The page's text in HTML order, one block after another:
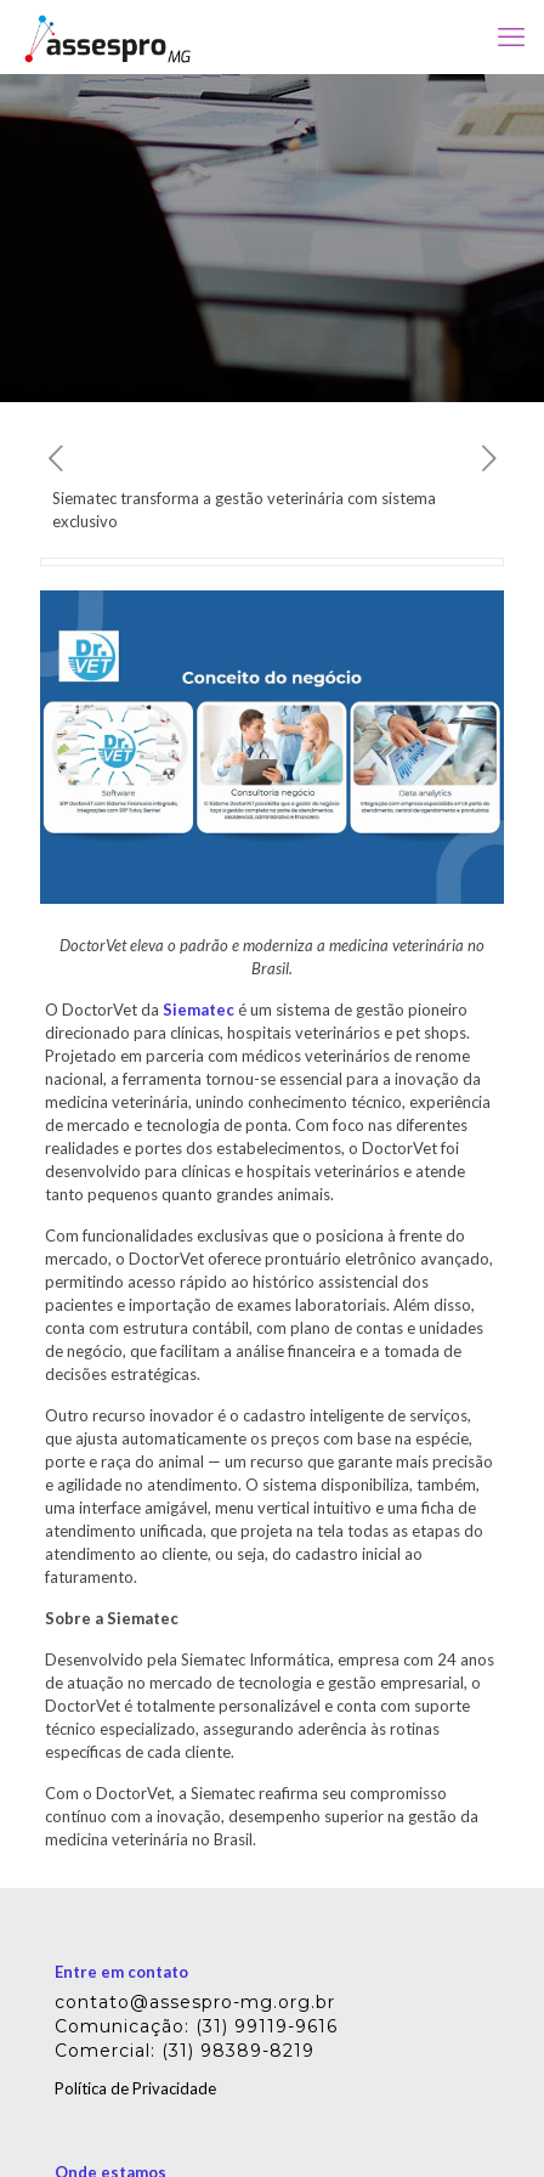
Siematec transforma a gestão veterinária com sistema
exclusivo
DoctorVet eleva o padrão e moderniza a medicina veterinária no
Brasil.
O DoctorVet da Siematecé um sistema de gestão pioneiro
direcionado para clínicas, hospitais veterinários e pet shops.
Projetado em parceria com médicos veterinários de renome
nacional, a ferramenta tornou-se essencial para a inovação da
medicina veterinária, unindo conhecimento técnico, experiência
de mercado e tecnologia de ponta. Com foco nas diferentes
realidades e portes dos estabelecimentos, o DoctorVet foi
desenvolvido para clínicas e hospitais veterinários e atende
tanto pequenos quanto grandes animais.
Com funcionalidades exclusivas que o posiciona à frente do
mercado, o DoctorVet oferece prontuário eletrônico avançado,
permitindo acesso rápido ao histórico assistencial dos
pacientes e importação de exames laboratoriais. Além disso,
conta com estrutura contábil, com plano de contas e unidades
de negócio, que facilitam a análise financeira e a tomada de
decisões estratégicas.
Outro recurso inovador é o cadastro inteligente de serviços,
que ajusta automaticamente os preços com base na espécie,
porte e raça do animal — um recurso que garante mais precisão
e agilidade no atendimento. O sistema disponibiliza, também,
uma interface amigável, menu vertical intuitivo e uma ficha de
atendimento unificada, que projeta na tela todas as etapas do
atendimento ao cliente, ou seja, do cadastro inicial ao
faturamento.
Sobre a Siematec
Desenvolvido pela Siematec Informática, empresa com 24 anos
de atuação no mercado de tecnologia e gestão empresarial, o
DoctorVet é totalmente personalizável e conta com suporte
técnico especializado, assegurando aderência às rotinas
específicas de cada cliente.
Com o DoctorVet, a Siematec reafirma seu compromisso
contínuo com a inovação, desempenho superior na gestão da
medicina veterinária no Brasil.
Entre em contato
contato@assespro-mg.org.br
Comunicação: (31) 99119-9616
Comercial: (31) 98389-8219
Política de Privacidade
Onde estamos